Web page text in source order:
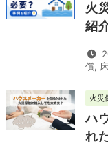
火
紹
償,
火災
ハ
れ